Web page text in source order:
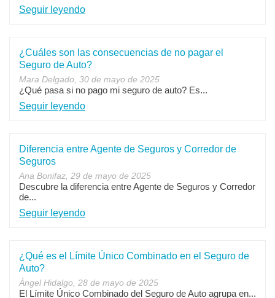
Seguir leyendo
¿Cuáles son las consecuencias de no pagar el
Seguro de Auto?
Mara Delgado, 30 de mayo de 2025
¿Qué pasa si no pago mi seguro de auto? Es...
Seguir leyendo
Diferencia entre Agente de Seguros y Corredor de
Seguros
Ana Bonifaz, 29 de mayo de 2025
Descubre la diferencia entre Agente de Seguros y Corredor
de...
Seguir leyendo
¿Qué es el Límite Único Combinado en el Seguro de
Auto?
Ángel Hidalgo, 28 de mayo de 2025
El Límite Único Combinado del Seguro de Auto agrupa en...